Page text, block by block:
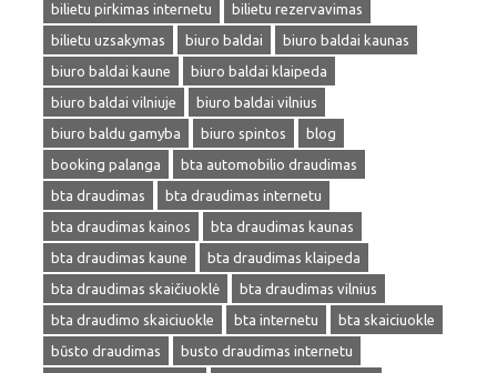
bilietu pirkimas internetu
bilietu rezervavimas
bilietu uzsakymas
biuro baldai
biuro baldai kaunas
biuro baldai kaune
biuro baldai klaipeda
biuro baldai vilniuje
biuro baldai vilnius
biuro baldu gamyba
biuro spintos
blog
booking palanga
bta automobilio draudimas
bta draudimas
bta draudimas internetu
bta draudimas kainos
bta draudimas kaunas
bta draudimas kaune
bta draudimas klaipeda
bta draudimas skaičiuoklė
bta draudimas vilnius
bta draudimo skaiciuokle
bta internetu
bta skaiciuokle
būsto draudimas
busto draudimas internetu